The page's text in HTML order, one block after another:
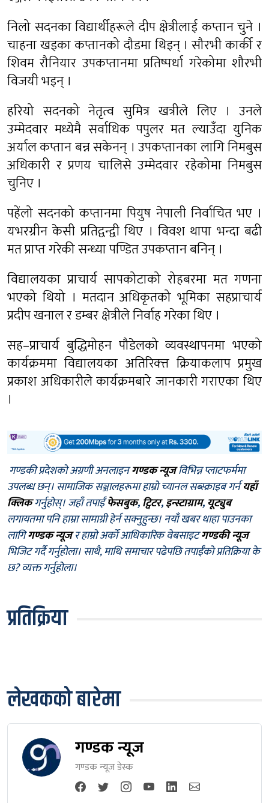
निलो सदनका विद्यार्थीहरूले दीप क्षेत्रीलाई कप्तान चुने ।
चाहना खड्का कप्तानको दौडमा थिइन् । सौरभी कार्की र
शिवम रौनियार उपकप्तानमा प्रतिष्पर्धा गरेकोमा शौरभी
विजयी भइन् ।
हरियो सदनको नेतृत्व सुमित्र खत्रीले लिए । उनले
उम्मेदवार मध्येमै सर्वाधिक पपुलर मत ल्याउँदा युनिक
अर्याल कप्तान बन्न सकेनन् । उपकप्तानका लागि निमबुस
अधिकारी र प्रणय चालिसे उम्मेदवार रहेकोमा निमबुस
चुनिए ।
पहेंलो सदनको कप्तानमा पियुष नेपाली निर्वाचित भए ।
यभरग्रीन केसी प्रतिद्वन्द्वी थिए । विवश थापा भन्दा बढी
मत प्राप्त गरेकी सन्ध्या पण्डित उपकप्तान बनिन् ।
विद्यालयका प्राचार्य सापकोटाको रोहबरमा मत गणना
भएको थियो । मतदान अधिकृतको भूमिका सहप्राचार्य
प्रदीप खनाल र डम्बर क्षेत्रीले निर्वाह गरेका थिए ।
सह–प्राचार्य बुद्धिमोहन पौडेलको व्यवस्थापनमा भएको
कार्यक्रममा विद्यालयका अतिरिक्त्त क्रियाकलाप प्रमुख
प्रकाश अधिकारीले कार्यक्रमबारे जानकारी गराएका थिए
।
गण्डकी प्रदेशको अग्रणी अनलाइनगण्डक न्यूजविभिन्न प्लाटफर्ममा
उपलब्ध छन्। सामाजिक सञ्जालहरूमा हाम्रो च्यानल सब्स्क्राइब गर्नयहाँ
क्लिकगर्नुहोस्। जहाँ तपाईँफेसबुक,ट्विटर,इन्स्टाग्राम, यूट्युब
लगायतमा पनि हाम्रा सामाग्री हेर्न सक्नुहुन्छ। नयाँ खबर थाहा पाउनका
लागिगण्डक न्यूजर हाम्रो अर्को आधिकारिक वेबसाइटगण्डकी न्यूज
भिजिट गर्दै गर्नुहोला। साथै, माथि समाचार पढेपछि तपाईँको प्रतिक्रिया के
छ? व्यक्त गर्नुहोला।
प्रतिक्रिया
लेखकको बारेमा
गण्डक न्यूज
गण्डक न्यूज डेस्क